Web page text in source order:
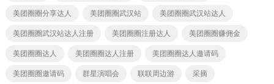
美团圈圈分享达人 美团圈圈武汉站 美团圈圈武汉站达人
美团圈圈武汉站达人注册 美团圈圈注册达人 美团圈圈赚佣金
美团圈圈达人 美团圈圈达人注册 美团圈圈达人邀请码
美团圈圈邀请码 群星演唱会 联联周边游 采摘